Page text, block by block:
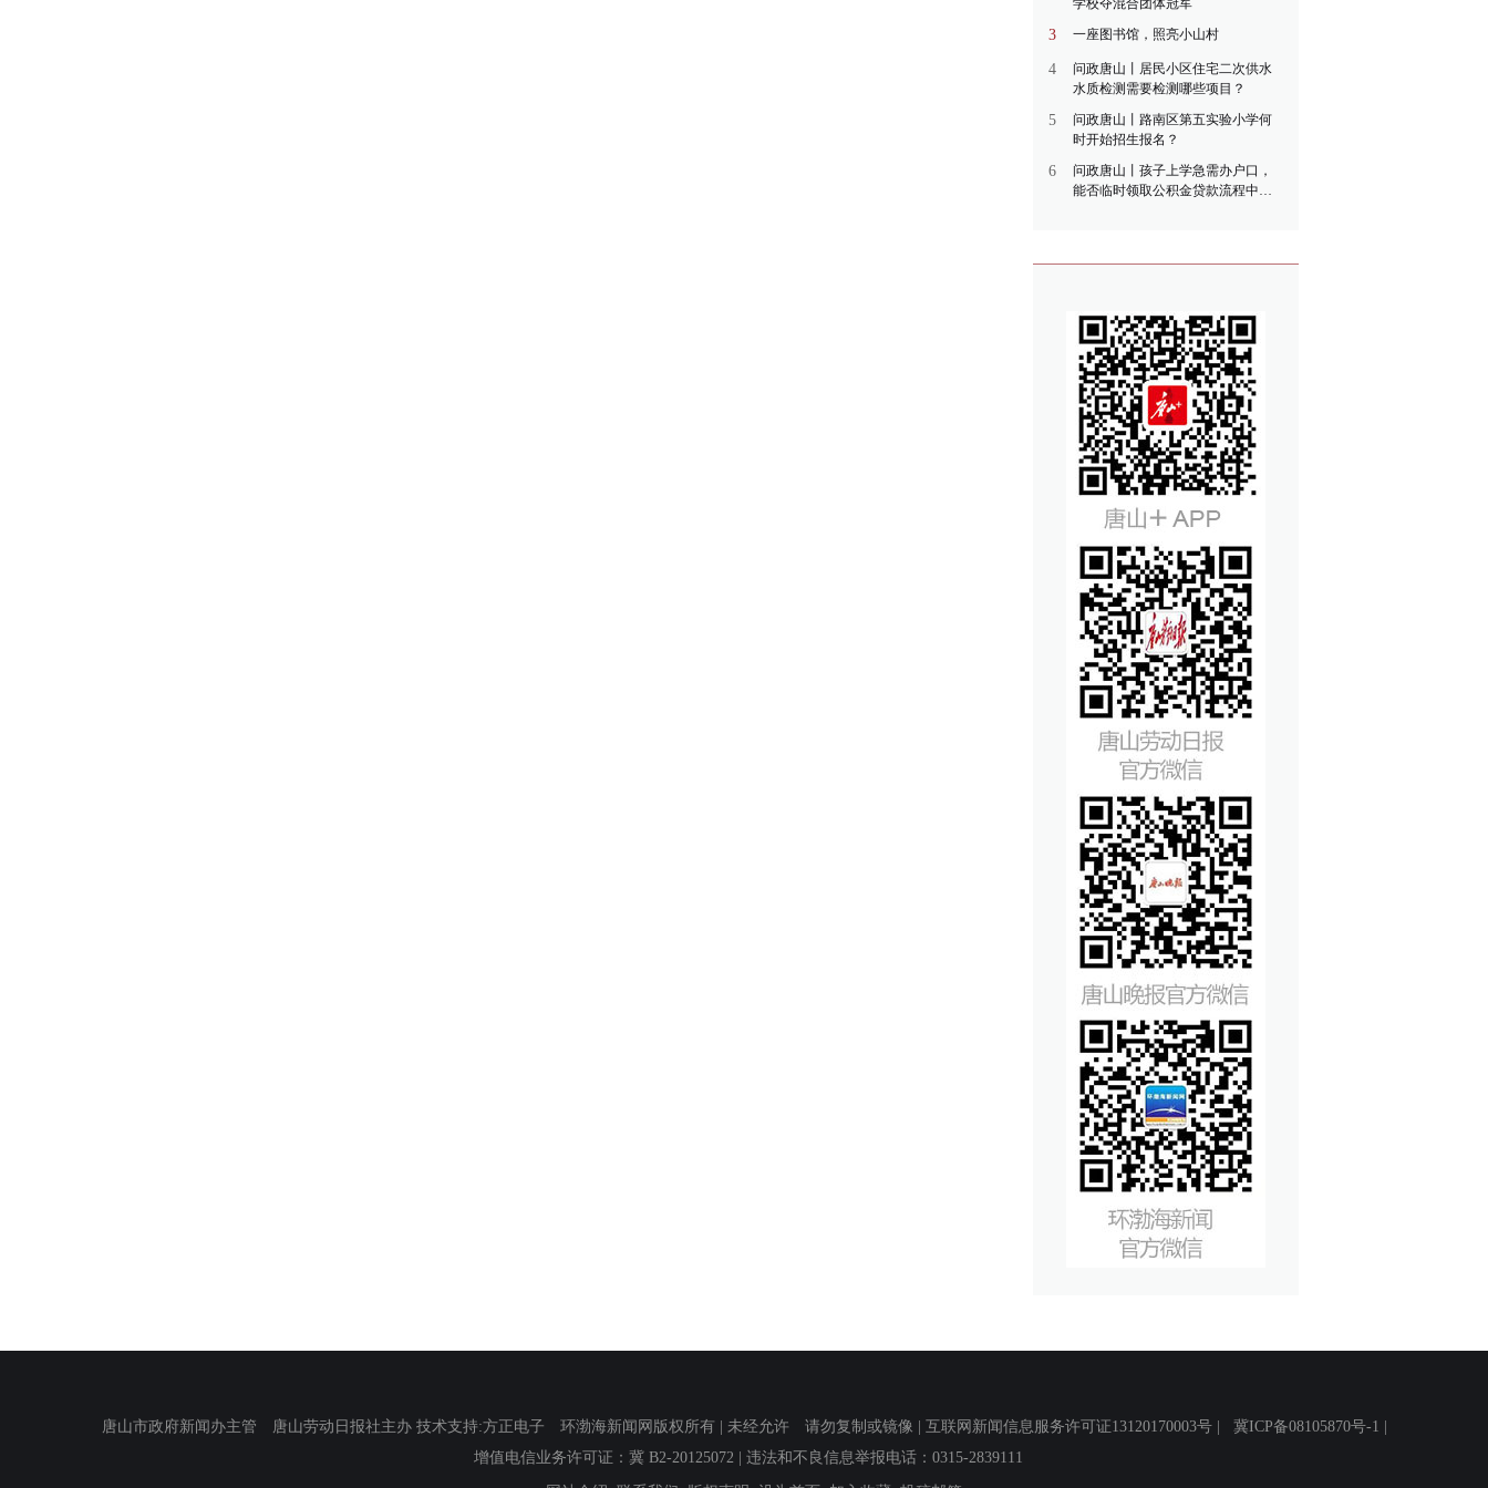
学校夺混合团体冠军
3 一座图书馆，照亮小山村
4
问政唐山丨居民小区住宅二次供水
水质检测需要检测哪些项目？
5
问政唐山丨路南区第五实验小学何
时开始招生报名？
6
问政唐山丨孩子上学急需办户口，
能否临时领取公积金贷款流程中的
唐山市政府新闻办主管 唐山劳动日报社主办 技术支持:方正电子 环渤海新闻网版权所有 | 未经允许 请勿复制或镜像 | 互联网新闻信息服务许可证13120170003号 | 冀ICP备08105870号-1
增值电信业务许可证：冀 B2-20125072 | 违法和不良信息举报电话：0315-2839111